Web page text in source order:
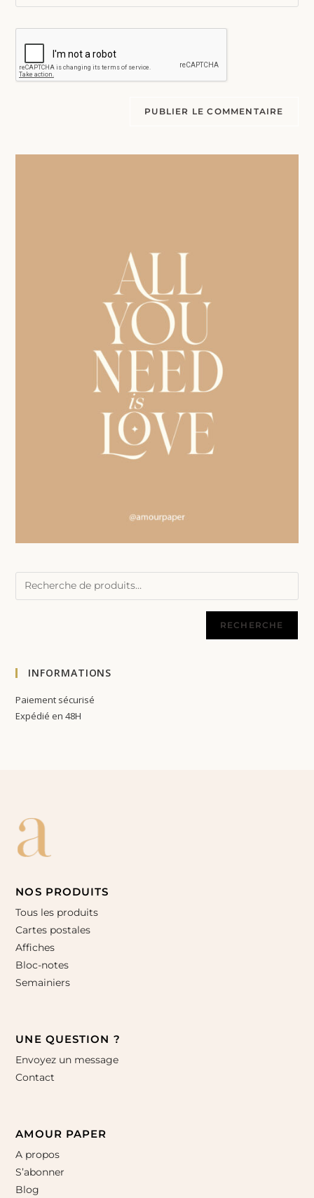
RECHERCHE
INFORMATIONS
Paiement sécurisé
Expédié en 48H
NOS PRODUITS
Tous les produits
Cartes postales
Affiches
Bloc-notes
Semainiers
UNE QUESTION ?
Envoyez un message
Contact
AMOUR PAPER
A propos
S’abonner
Blog